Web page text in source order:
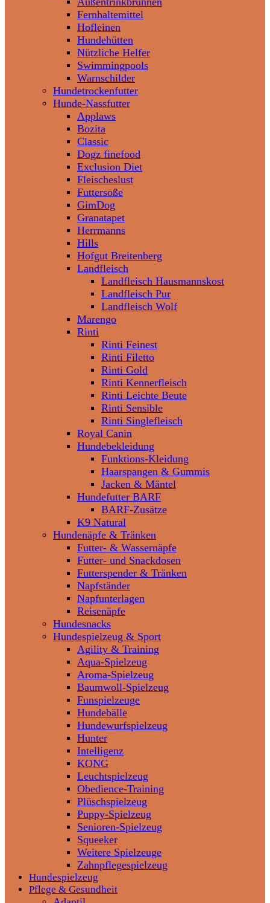
Fernhaltemittel
Hofleinen
Hundehütten
Nützliche Helfer
Swimmingpools
Warnschilder
Hundetrockenfutter
Hunde-Nassfutter
Applaws
Bozita
Classic
Dogz finefood
Exclusion Diet
Fleischeslust
Futtersoße
GimDog
Granatapet
Herrmanns
Hills
Hofgut Breitenberg
Landfleisch
Landfleisch Hausmannskost
Landfleisch Pur
Landfleisch Wolf
Marengo
Rinti
Rinti Feinest
Rinti Filetto
Rinti Gold
Rinti Kennerfleisch
Rinti Leichte Beute
Rinti Sensible
Rinti Singlefleisch
Royal Canin
Hundebekleidung
Funktions-Kleidung
Haarspangen & Gummis
Jacken & Mäntel
Hundefutter BARF
BARF-Zusätze
K9 Natural
Hundenäpfe & Tränken
Futter- & Wassernäpfe
Futter- und Snackdosen
Futterspender & Tränken
Napfständer
Napfunterlagen
Reisenäpfe
Hundesnacks
Hundespielzeug & Sport
Agility & Training
Aqua-Spielzeug
Aroma-Spielzeug
Baumwoll-Spielzeug
Funspielzeuge
Hundebälle
Hundewurfspielzeug
Hunter
Intelligenz
KONG
Leuchtspielzeug
Obedience-Training
Plüschspielzeug
Puppy-Spielzeug
Senioren-Spielzeug
Squeeker
Weitere Spielzeuge
Zahnpflegespielzeug
Hundespielzeug
Pflege & Gesundheit